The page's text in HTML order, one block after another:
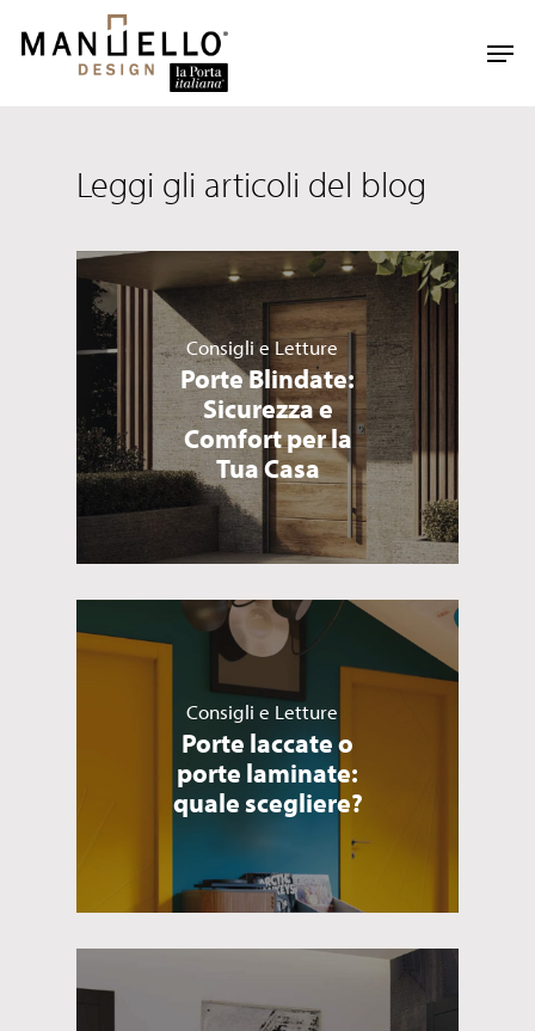
main
Leggi gli articoli del blog
Consigli e Letture
Porte Blindate:
Sicurezza e
Comfort per la
Tua Casa
Consigli e Letture
Porte laccate o
porte laminate:
quale scegliere?